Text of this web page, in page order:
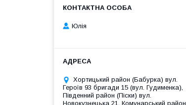
Юлія
Хортицький район (Бабурка) вул.
Героїв 93 бригади 15 (вул. Гудименка),
Південний район (Піски) вул.
Новокузнецька 21, Комунарський район